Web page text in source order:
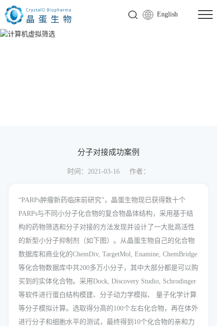
English
分子对接成功案例
时间：2021-03-16 作者：
“PARPs肿瘤新药临床前研究”，晶蛋生物现已获得数十个
PARPs与不同小分子化合物的复合物晶体结构，采用基于结
构的药物筛选和分子对接的方法发现并设计了一大批高活性
的新型小分子抑制剂（如下图）。从晶蛋生物自己的化合物
数据库和商业化的ChemDiv, TargetMol, Enamine, ChemBridge
等化合物数据库中共200多万小分子，其中大部分都是可以购
买到的实体化合物。采用Dock, Discovery Studio, Schrodinger
等软件进行蛋白结构模建、分子动力学模拟、 量子化学计算
等分子模拟计算。选取得分高的100个左右化合物，再在体外
进行分子和细胞水平的测试，最终得到10个化合物的亲和力